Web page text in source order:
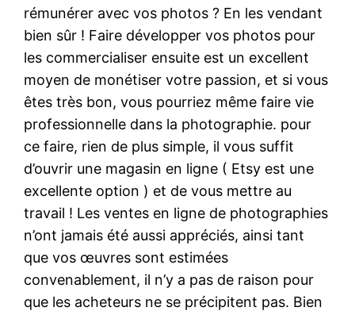
rémunérer avec vos photos ? En les vendant
bien sûr ! Faire développer vos photos pour
les commercialiser ensuite est un excellent
moyen de monétiser votre passion, et si vous
êtes très bon, vous pourriez même faire vie
professionnelle dans la photographie. pour
ce faire, rien de plus simple, il vous suffit
d’ouvrir une magasin en ligne ( Etsy est une
excellente option ) et de vous mettre au
travail ! Les ventes en ligne de photographies
n’ont jamais été aussi appréciés, ainsi tant
que vos œuvres sont estimées
convenablement, il n’y a pas de raison pour
que les acheteurs ne se précipitent pas. Bien